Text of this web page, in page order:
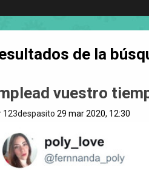
de la
vuestro
123despasito 29 mar 2020, 12:30